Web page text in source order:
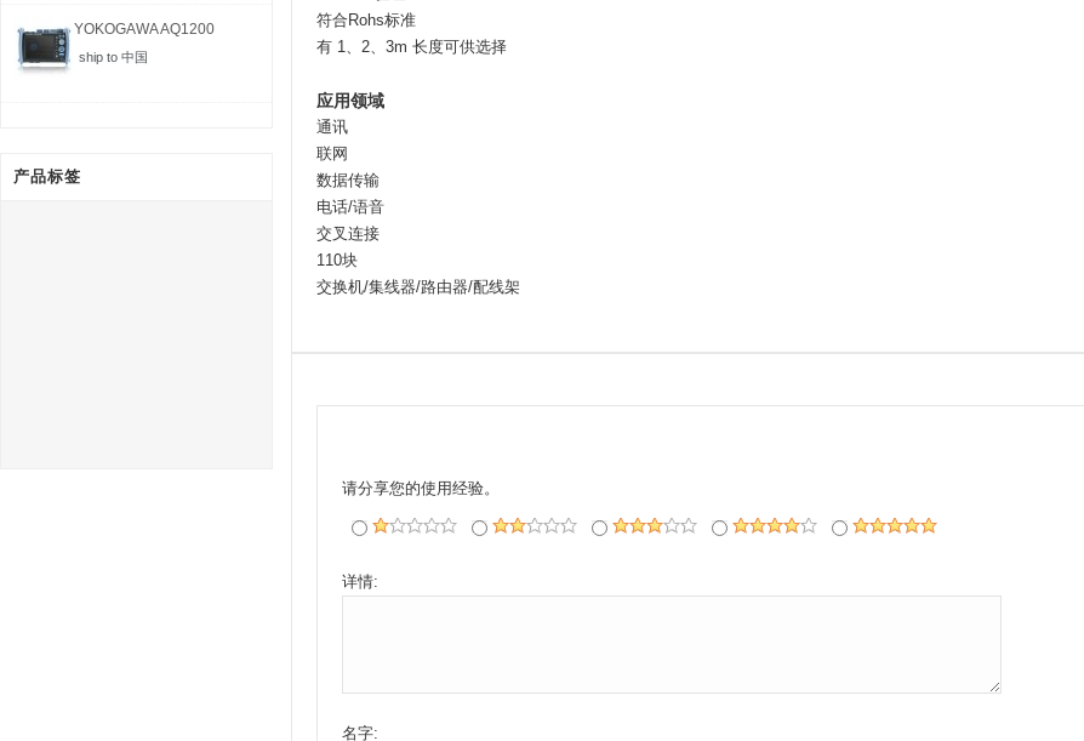
YOKOGAWA AQ1200
MFT-...
ship to 中国
产品标签
符合Rohs标准
有 1、2、3m 长度可供选择
应用领域
通讯
联网
数据传输
电话/语音
交叉连接
110块
交换机/集线器/路由器/配线架
请分享您的使用经验。
详情:
名字: